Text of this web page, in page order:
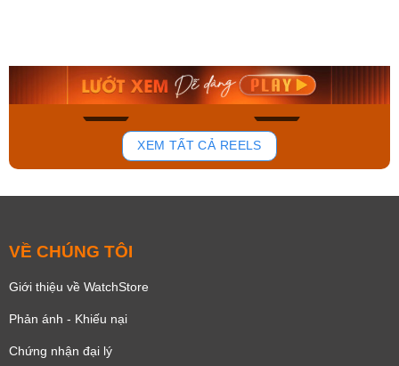
195
Mua ngay Mua ngay
XEM TẤT CẢ REELS
VỀ CHÚNG TÔI
Giới thiệu về WatchStore
Phản ánh - Khiếu nại
Chứng nhận đại lý